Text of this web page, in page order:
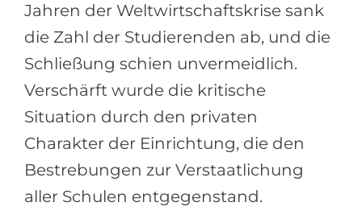
Jahren der Weltwirtschaftskrise sank
die Zahl der Studierenden ab, und die
Schließung schien unvermeidlich.
Verschärft wurde die kritische
Situation durch den privaten
Charakter der Einrichtung, die den
Bestrebungen zur Verstaatlichung
aller Schulen entgegenstand.